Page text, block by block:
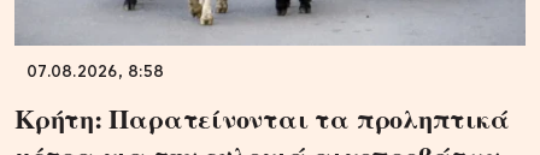
07.08.2026, 8:58
Κρήτη: Παρατείνονται τα προληπτικά